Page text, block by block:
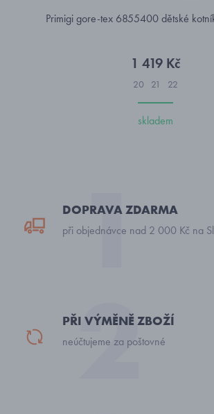
Primigi gore-tex 6855400 dětské
1 419 Kč
20 21 22
skladem
DOPRAVA ZDARMA
při objednávce nad 2 000 Kč na
PŘI VÝMĚNĚ ZBOŽÍ
neúčtujeme za poštovné